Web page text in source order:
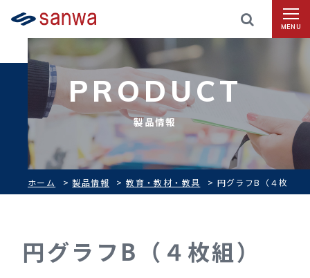
MENU
PRODUCT
製品情報
ホーム >製品情報 >教育・教材・教具 > 円グラフB（４枚
円グラフB（４枚組）